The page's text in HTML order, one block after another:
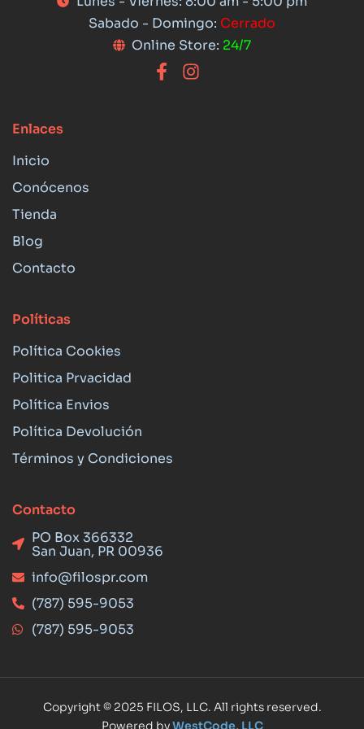
Sabado - Domingo: Cerrado
Online Store: 24/7
Enlaces
Inicio
Conócenos
Tienda
Blog
Contacto
Políticas
Política Cookies
Politica Prvacidad
Política Envios
Política Devolución
Términos y Condiciones
Contacto
PO Box 366332
San Juan, PR 00936
info@filospr.com
(787) 595-9053
(787) 595-9053
Copyright © 2025 FILOS, LLC. All rights reserved.
Powered byWestCode, LLC